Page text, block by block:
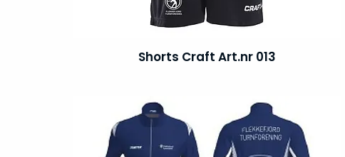
Shorts Craft Art.nr 013